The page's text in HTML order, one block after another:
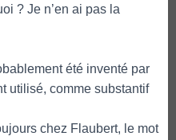
? Je n’en ai pas la
été inventé par
utilisé, comme substantif
chez Flaubert, le mot